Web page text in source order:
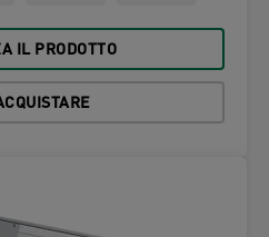
IL PRODOTTO